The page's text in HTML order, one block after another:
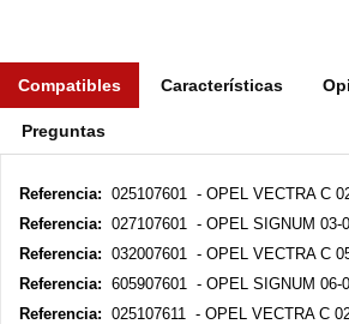
Compatibles Características
Preguntas
Referencia: 025107601 - OPEL VECTRA C
Referencia: 027107601 - OPEL SIGNUM 03-
Referencia: 032007601 - OPEL VECTRA C
Referencia: 605907601 - OPEL SIGNUM 06-
Referencia: 025107611 - OPEL VECTRA C